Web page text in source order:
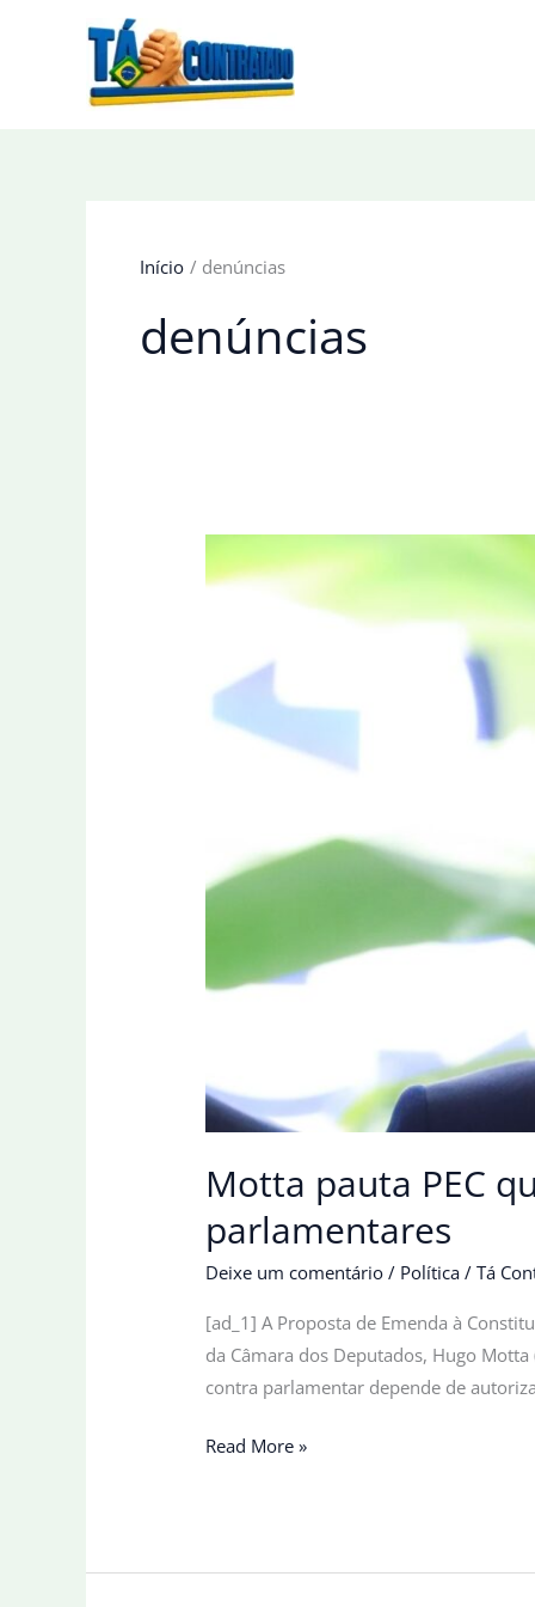
Início denúncias
denúncias
Motta pauta PEC
parlamentares
Deixe um comentário / Política /Tá
[ad_1] A Proposta de Emenda à
da Câmara dos Deputados, Hugo
contra parlamentar depende de
Motta
dificulta
Read More »